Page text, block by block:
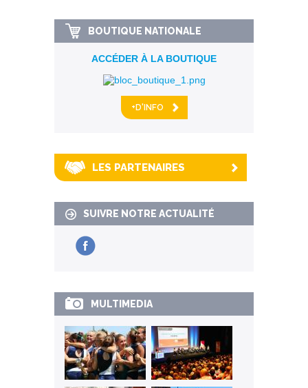
BOUTIQUE NATIONALE
ACCÉDER À LA BOUTIQUE
+D'INFO
LES PARTENAIRES
SUIVRE NOTRE ACTUALITÉ
MULTIMEDIA